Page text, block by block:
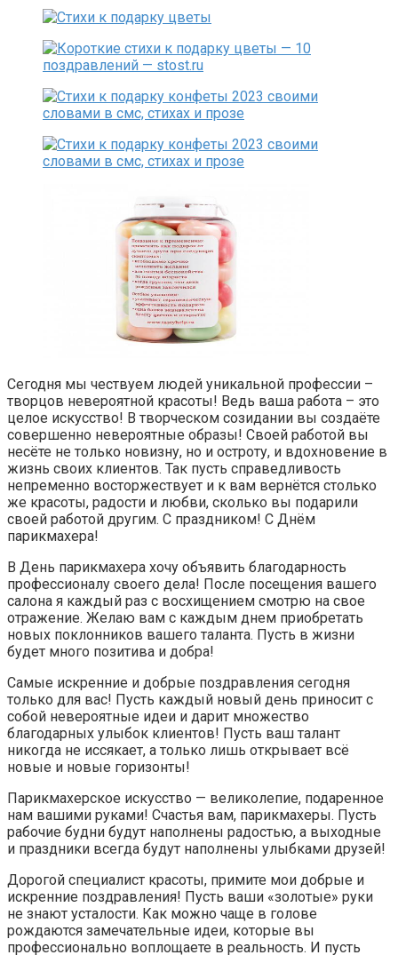
Сегодня мы чествуем людей уникальной профессии –
творцов невероятной красоты! Ведь ваша работа – это
целое искусство! В творческом созидании вы создаёте
совершенно невероятные образы! Своей работой вы
несёте не только новизну, но и остроту, и вдохновение в
жизнь своих клиентов. Так пусть справедливость
непременно восторжествует и к вам вернётся столько
же красоты, радости и любви, сколько вы подарили
своей работой другим. С праздником! С Днём
парикмахера!
В День парикмахера хочу объявить благодарность
профессионалу своего дела! После посещения вашего
салона я каждый раз с восхищением смотрю на свое
отражение. Желаю вам с каждым днем приобретать
новых поклонников вашего таланта. Пусть в жизни
будет много позитива и добра!
Самые искренние и добрые поздравления сегодня
только для вас! Пусть каждый новый день приносит с
собой невероятные идеи и дарит множество
благодарных улыбок клиентов! Пусть ваш талант
никогда не иссякает, а только лишь открывает всё
новые и новые горизонты!
Парикмахерское искусство — великолепие, подаренное
нам вашими руками! Счастья вам, парикмахеры. Пусть
рабочие будни будут наполнены радостью, а выходные
и праздники всегда будут наполнены улыбками друзей!
Дорогой специалист красоты, примите мои добрые и
искренние поздравления! Пусть ваши «золотые» руки
не знают усталости. Как можно чаще в голове
рождаются замечательные идеи, которые вы
профессионально воплощаете в реальность. И пусть